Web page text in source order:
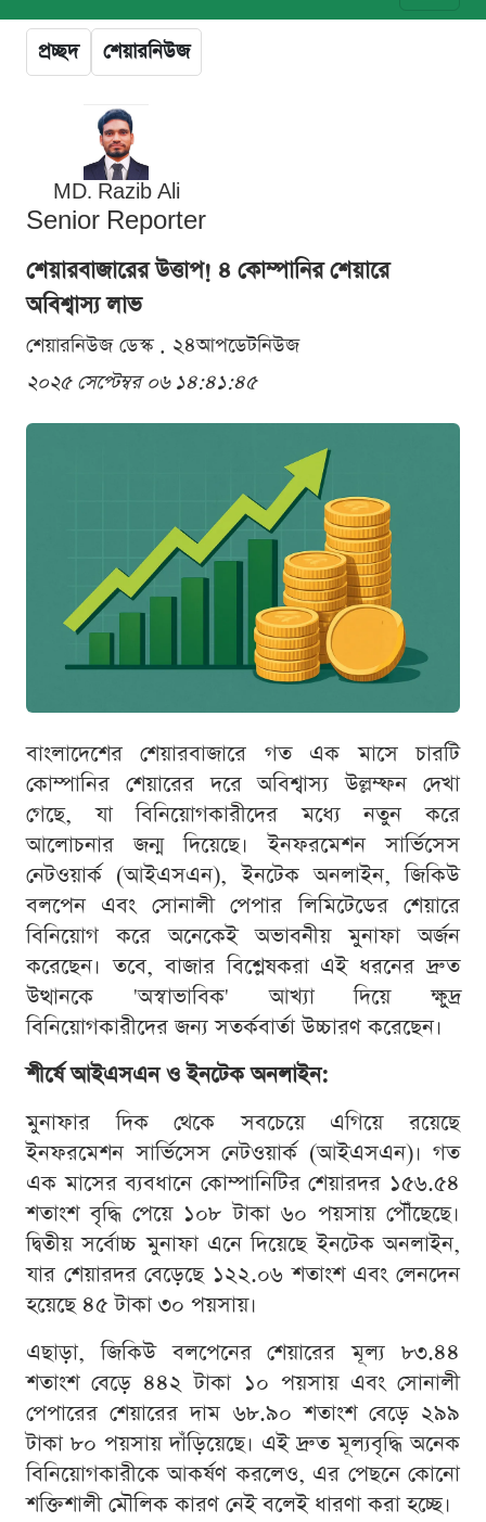
প্রচ্ছদ শেয়ারনিউজ
MD. Razib Ali
Senior Reporter
শেয়ারবাজারের উত্তাপ! ৪ কোম্পানির শেয়ারে
অবিশ্বাস্য লাভ
শেয়ারনিউজ ডেস্ক . ২৪আপডেটনিউজ
২০২৫ সেপ্টেম্বর ০৬ ১৪:৪১:৪৫
বাংলাদেশের শেয়ারবাজারে গত এক মাসে চারটি
কোম্পানির শেয়ারের দরে অবিশ্বাস্য উল্লম্ফন দেখা
গেছে, যা বিনিয়োগকারীদের মধ্যে নতুন করে
আলোচনার জন্ম দিয়েছে। ইনফরমেশন সার্ভিসেস
নেটওয়ার্ক (আইএসএন), ইনটেক অনলাইন, জিকিউ
বলপেন এবং সোনালী পেপার লিমিটেডের শেয়ারে
বিনিয়োগ করে অনেকেই অভাবনীয় মুনাফা অর্জন
করেছেন। তবে, বাজার বিশ্লেষকরা এই ধরনের দ্রুত
উত্থানকে 'অস্বাভাবিক' আখ্যা দিয়ে ক্ষুদ্র
বিনিয়োগকারীদের জন্য সতর্কবার্তা উচ্চারণ করেছেন।
শীর্ষে আইএসএন ও ইনটেক অনলাইন:
মুনাফার দিক থেকে সবচেয়ে এগিয়ে রয়েছে
ইনফরমেশন সার্ভিসেস নেটওয়ার্ক (আইএসএন)। গত
এক মাসের ব্যবধানে কোম্পানিটির শেয়ারদর ১৫৬.৫৪
শতাংশ বৃদ্ধি পেয়ে ১০৮ টাকা ৬০ পয়সায় পৌঁছেছে।
দ্বিতীয় সর্বোচ্চ মুনাফা এনে দিয়েছে ইনটেক অনলাইন,
যার শেয়ারদর বেড়েছে ১২২.০৬ শতাংশ এবং লেনদেন
হয়েছে ৪৫ টাকা ৩০ পয়সায়।
এছাড়া, জিকিউ বলপেনের শেয়ারের মূল্য ৮৩.৪৪
শতাংশ বেড়ে ৪৪২ টাকা ১০ পয়সায় এবং সোনালী
পেপারের শেয়ারের দাম ৬৮.৯০ শতাংশ বেড়ে ২৯৯
টাকা ৮০ পয়সায় দাঁড়িয়েছে। এই দ্রুত মূল্যবৃদ্ধি অনেক
বিনিয়োগকারীকে আকর্ষণ করলেও, এর পেছনে কোনো
শক্তিশালী মৌলিক কারণ নেই বলেই ধারণা করা হচ্ছে।